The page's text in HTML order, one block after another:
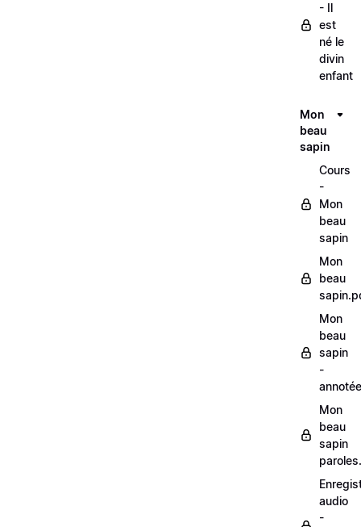
- Il
est
né le
divin
enfant
Mon
beau
sapin
Cours
-
Mon
beau
sapin
Mon
beau
Mon
beau
sapin
-
Mon
beau
sapin
audio
-